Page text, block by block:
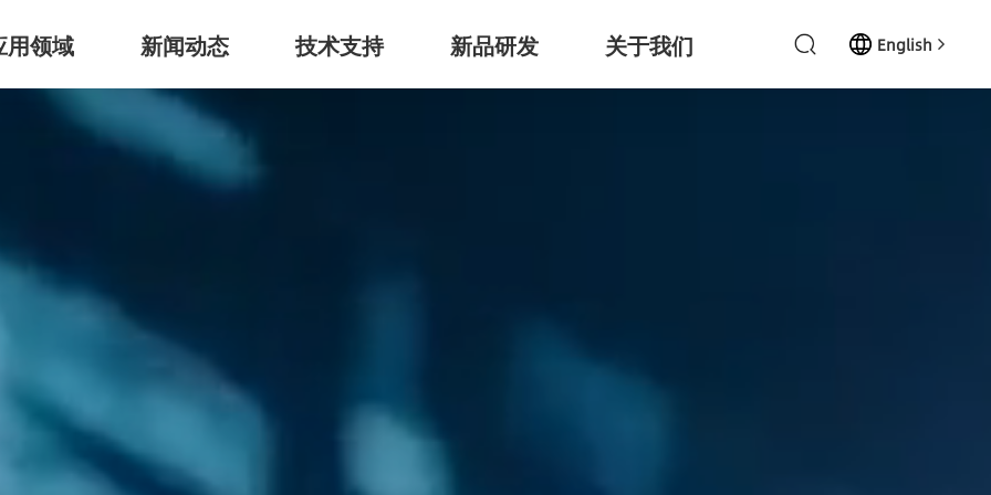
用领域 新闻动态 技术支持 新品研发 关于我们 English